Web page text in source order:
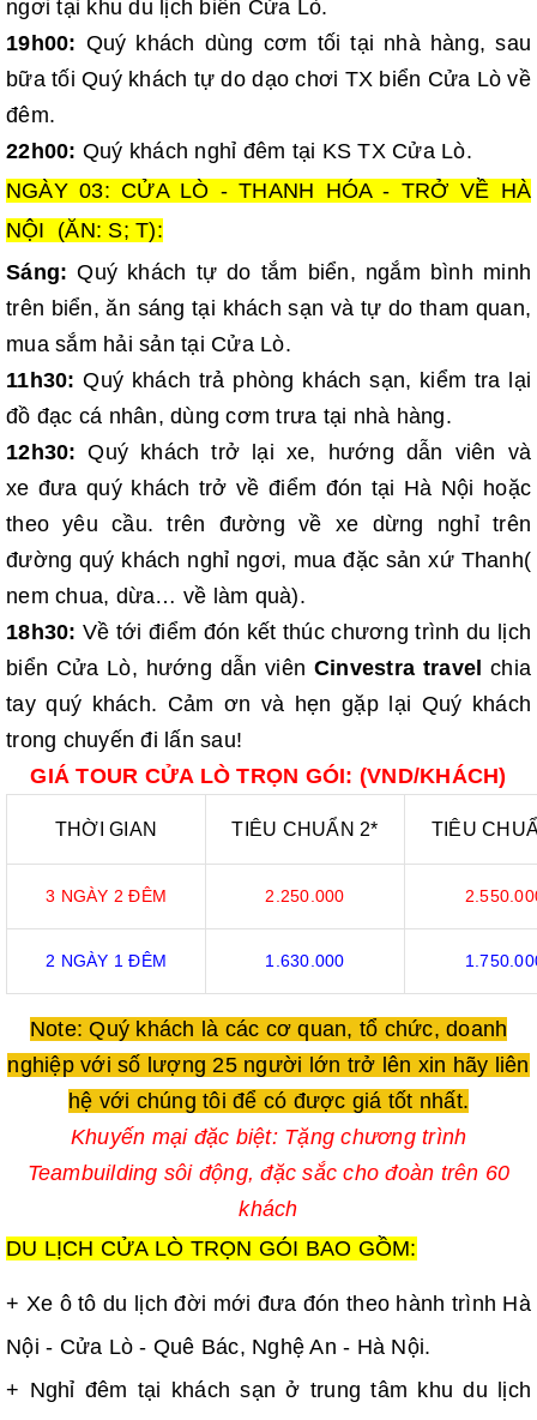
ngơi tại khu du lịch biển Cửa Lò.
19h00: Quý khách dùng cơm tối tại nhà hàng, sau
bữa tối Quý khách tự do dạo chơi TX biển Cửa Lò về
đêm.
22h00: Quý khách nghỉ đêm tại KS TX Cửa Lò.
NGÀY 03: CỬA LÒ - THANH HÓA - TRỞ VỀ HÀ
NỘI (ĂN: S; T):
Sáng:Quý khách tự do tắm biển, ngắm bình minh
trên biển, ăn sáng tại khách sạn và tự do tham quan,
mua sắm hải sản tại Cửa Lò.
11h30:Quý khách trả phòng khách sạn, kiểm tra lại
đồ đạc cá nhân, dùng cơm trưa tại nhà hàng.
12h30:Quý khách trở lại xe,
hướng dẫn viên và
xe đưa quý khách trở về điểm đón tại Hà Nội hoặc
theo yêu cầu. trên đường về xe dừng nghỉ trên
đường quý khách nghỉ ngơi, mua đặc sản xứ Thanh(
nem chua, dừa… về làm quà).
18h30: Về tới điểm đón kết thúc chương trình du lịch
biển Cửa Lò, hướng dẫn viên Cinvestra travel chia
tay quý khách. Cảm ơn và hẹn gặp lại Quý khách
trong chuyến đi lấn sau!
GIÁ TOUR CỬA LÒ TRỌN GÓI: (VND/KHÁCH)
THỜI GIAN TIÊU CHUẨN 2* TIÊU
3 NGÀY 2 ĐÊM 2.250.000
2 NGÀY 1 ĐÊM 1.630.000
Note: Quý khách là các cơ quan, tổ chức, doanh
nghiệp với số lượng 25 người lớn trở lên xin hãy liên
hệ với chúng tôi để có được giá tốt nhất.
Khuyến mại đặc biệt: Tặng chương trình
Teambuilding sôi động, đặc sắc cho đoàn trên 60
khách
DU LỊCH CỬA LÒ TRỌN GÓI BAO GỒM:
+ Xe ô tô du lịch đời mới đưa đón theo hành trình Hà
Nội - Cửa Lò - Quê Bác, Nghệ An - Hà Nội.
+ Nghỉ đêm tại khách sạn ở trung tâm khu du lịch